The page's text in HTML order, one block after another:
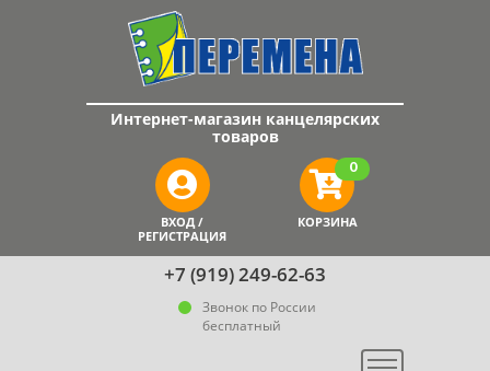
+7 (919) 249-62-63
Звонок по России
бесплатный
Интернет-магазин канцелярских
товаров
ВХОД /
РЕГИСТРАЦИЯ
КОРЗИНА
0